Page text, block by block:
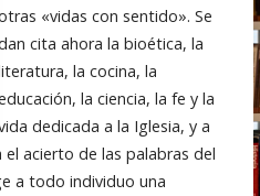
«vidas con sentido». Se
cita ahora la bioética, la
la cocina, la
la ciencia, la fe y la
dedicada a la Iglesia, y a
acierto de las palabras del
a todo individuo una